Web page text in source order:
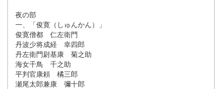
夜の部
一、「俊寛（しゅんかん）」
俊寛僧都 仁左衛門
丹波少将成経 幸四郎
丹左衛門尉基康 菊之助
海女千鳥 千之助
平判官康頼 橘三郎
瀬尾太郎兼康 彌十郎